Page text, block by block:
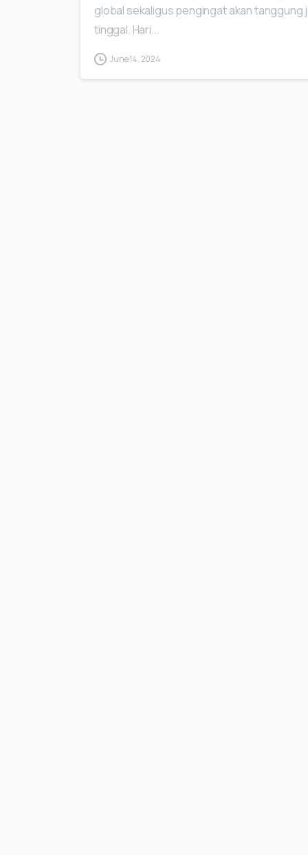
global sekaligus pengingat akan
tinggal. Hari...
June 14, 2024